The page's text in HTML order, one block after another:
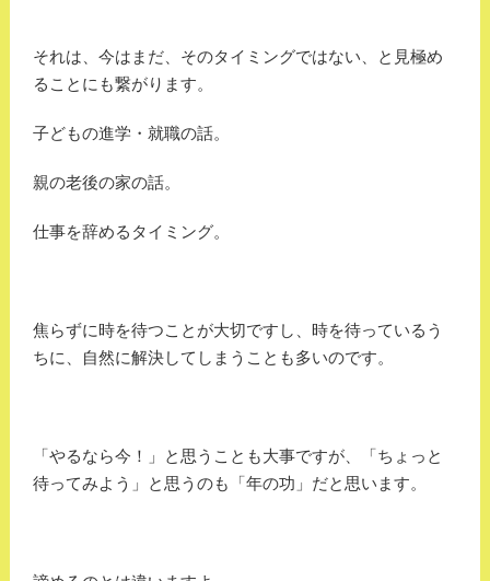
それは、今はまだ、そのタイミングではない、と見極め
ることにも繋がります。
子どもの進学・就職の話。
親の老後の家の話。
仕事を辞めるタイミング。
焦らずに時を待つことが大切ですし、時を待っているう
ちに、自然に解決してしまうことも多いのです。
「やるなら今！」と思うことも大事ですが、「ちょっと
待ってみよう」と思うのも「年の功」だと思います。